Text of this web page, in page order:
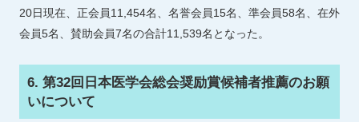
20日現在、正会員11,454名、名誉会員15名、準会員58名、在外
会員5名、賛助会員7名の合計11,539名となった。
6. 第32回日本医学会総会奨励賞候補者推薦のお願
いについて